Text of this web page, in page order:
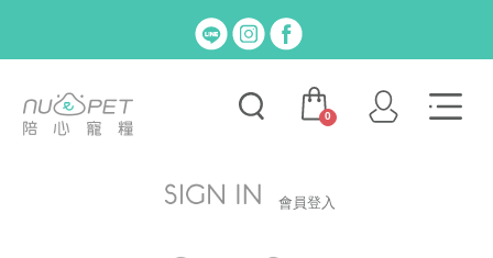
0
會員登入